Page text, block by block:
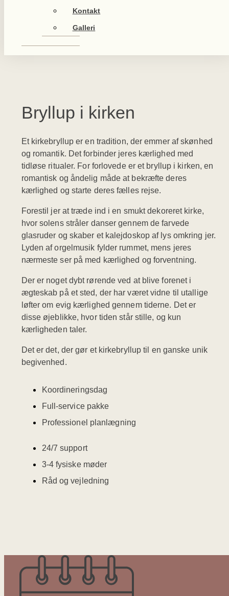
Kontakt
Galleri
Bryllup i kirken
Et kirkebryllup er en tradition, der emmer af skønhed
og romantik. Det forbinder jeres kærlighed med
tidløse ritualer. For forlovede er et bryllup i kirken, en
romantisk og åndelig måde at bekræfte deres
kærlighed og starte deres fælles rejse.
Forestil jer at træde ind i en smukt dekoreret kirke,
hvor solens stråler danser gennem de farvede
glasruder og skaber et kalejdoskop af lys omkring jer.
Lyden af orgelmusik fylder rummet, mens jeres
nærmeste ser på med kærlighed og forventning.
Der er noget dybt rørende ved at blive forenet i
ægteskab på et sted, der har været vidne til utallige
løfter om evig kærlighed gennem tiderne. Det er
disse øjeblikke, hvor tiden står stille, og kun
kærligheden taler.
Det er det, der gør et kirkebryllup til en ganske unik
begivenhed.
Koordineringsdag
Full-service pakke
Professionel planlægning
24/7 support
3-4 fysiske møder
Råd og vejledning